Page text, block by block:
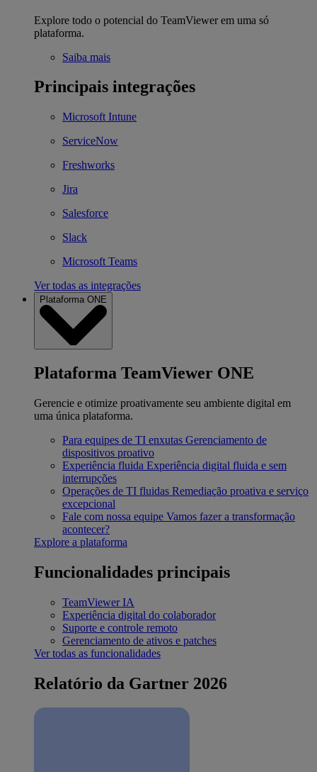
Explore todo o potencial do TeamViewer em uma só
plataforma.
Saiba mais
Principais integrações
Microsoft Intune
ServiceNow
Freshworks
Jira
Salesforce
Slack
Microsoft Teams
Ver todas as integrações
Plataforma ONE
Plataforma TeamViewer ONE
Gerencie e otimize proativamente seu ambiente digital em
uma única plataforma.
Para equipes de TI enxutas Gerenciamento de
dispositivos proativo
Experiência fluida Experiência digital fluida e sem
interrupções
Operações de TI fluidas Remediação proativa e serviço
excepcional
Fale com nossa equipe Vamos fazer a transformação
acontecer?
Explore a plataforma
Funcionalidades principais
TeamViewer IA
Experiência digital do colaborador
Suporte e controle remoto
Gerenciamento de ativos e patches
Ver todas as funcionalidades
Relatório da Gartner 2026